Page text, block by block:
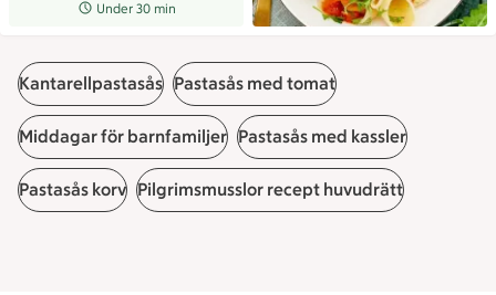
Receptet tar Under 30 min att tillaga
Under 30 min
Kantarellpastasås Pastasås med tomat
Middagar för barnfamiljer Pastasås med kassler
Pastasås korv Pilgrimsmusslor recept huvudrätt